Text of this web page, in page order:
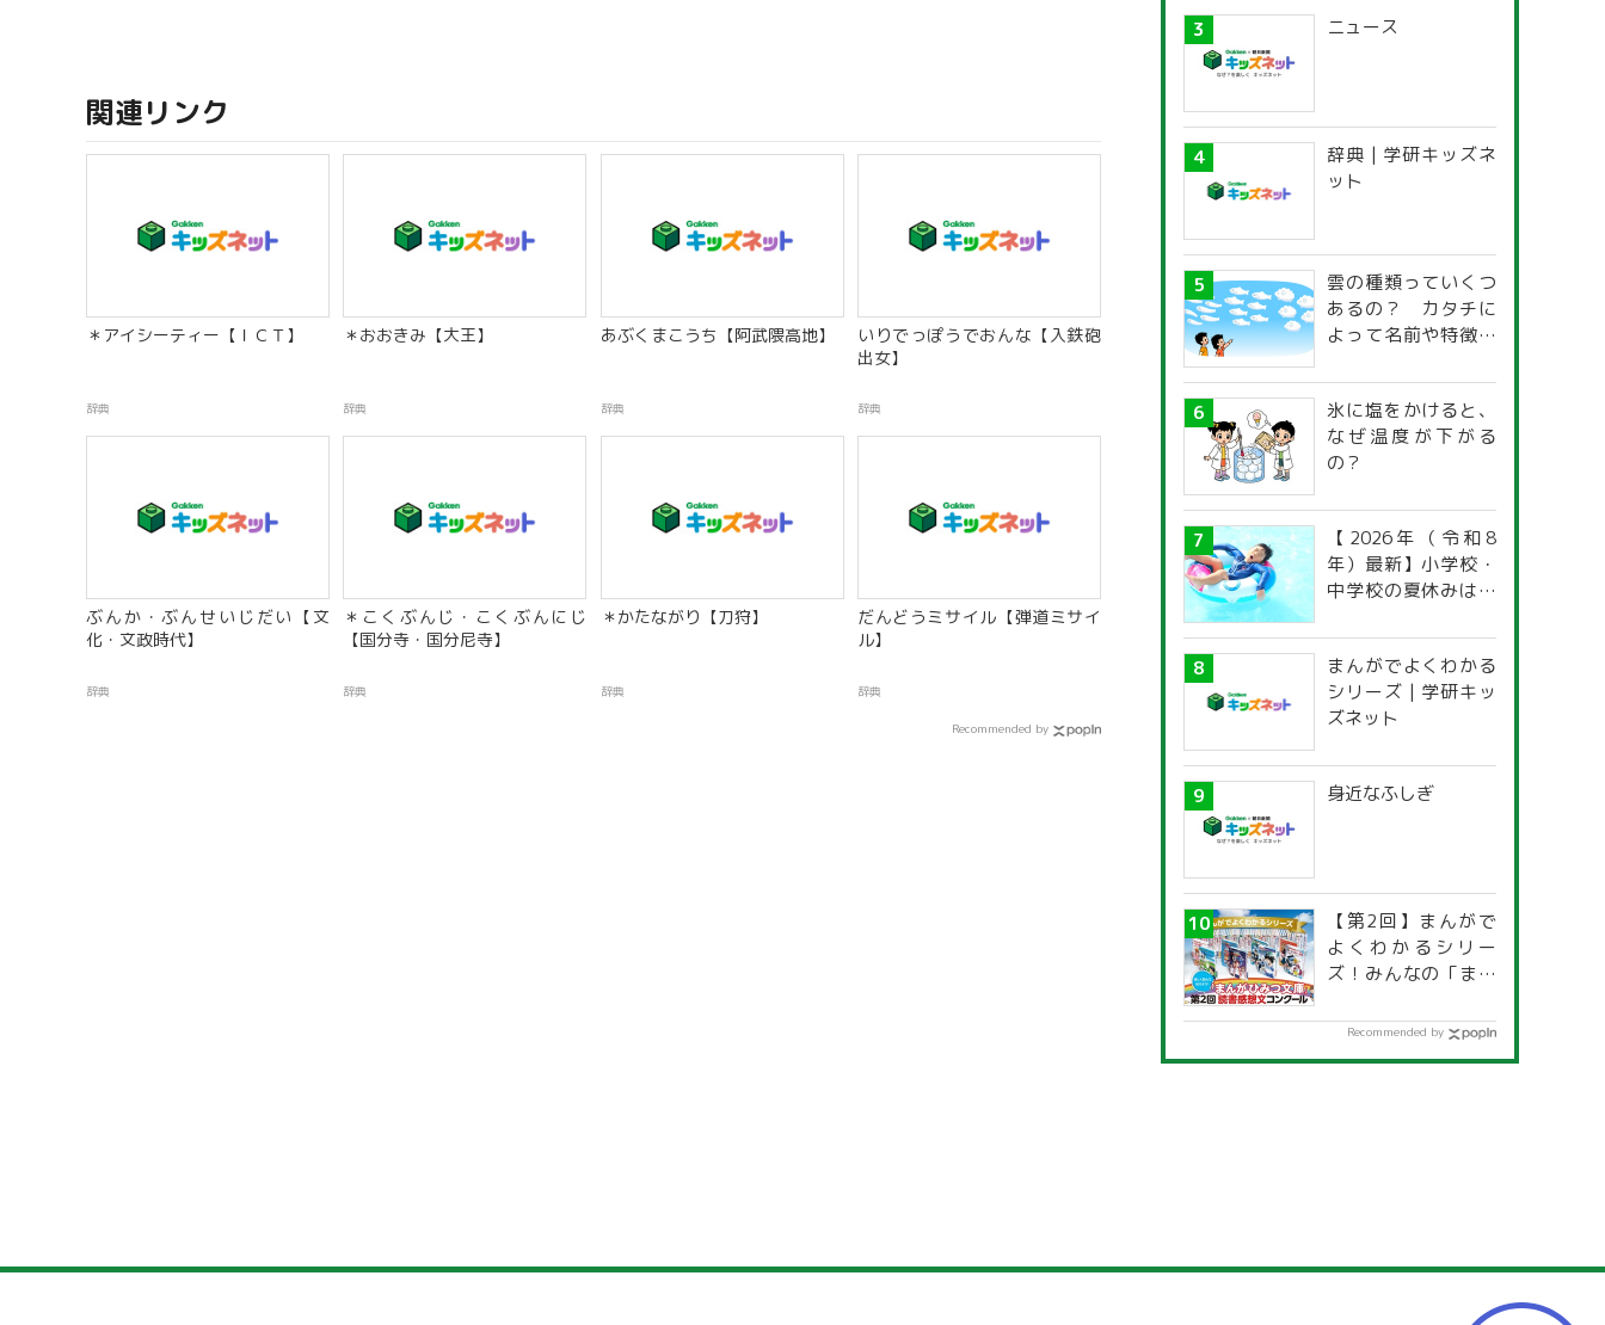
関連リンク
＊アイシーティー【ＩＣＴ】
辞典
＊おおきみ【大王】
辞典
あぶくまこうち【阿武隈高地】
辞典
いりでっぽうでおんな【入鉄砲
出女】
辞典
ぶんか・ぶんせいじだい【文
化・文政時代】
辞典
＊こくぶんじ・こくぶんにじ
【国分寺・国分尼寺】
辞典
＊かたながり【刀狩】
辞典
だんどうミサイル【弾道ミサイ
ル】
辞典
Recommended by
ニュース
辞典 | 学研キッズネ
ット
雲の種類っていくつ
あるの？ カタチに
よって名前や特徴が
氷に塩をかけると、
なぜ温度が下がる
の？
【2026年（令和8
年）最新】小学校・
中学校の夏休みはい
道府県別「夏季休暇
一覧」
まんがでよくわかる
シリーズ | 学研キッ
ズネット
身近なふしぎ
【第2回】まんがで
よくわかるシリー
ズ！みんなの「まん
感想文コンクール
Recommended by